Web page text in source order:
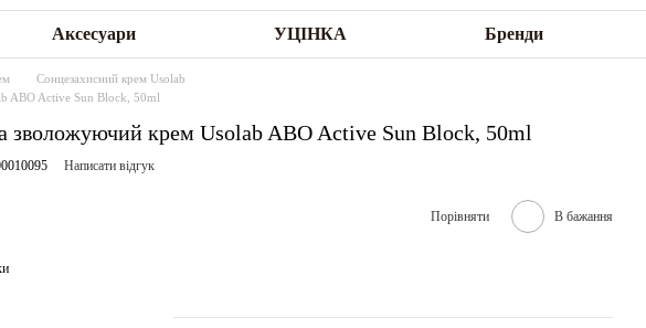
Аксесуари УЦІНКА Бренди
Сонцезахисний крем Usolab
ABO Active Sun Block, 50ml
зволожуючий крем Usolab ABO Active Sun Block, 50ml
Написати відгук
Порівняти В бажання